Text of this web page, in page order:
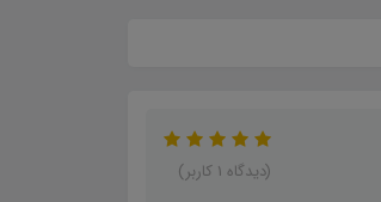
(دیدگاه 1 کاربر)